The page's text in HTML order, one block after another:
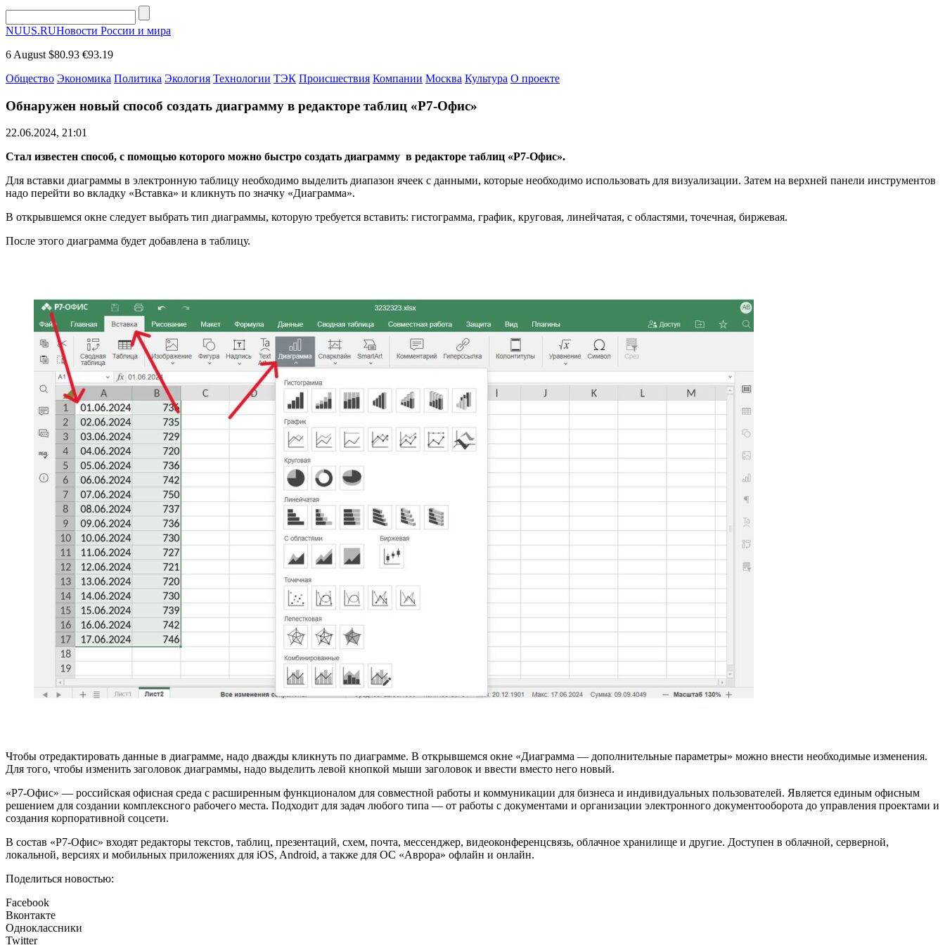
NUUS.RUНовости России и мира
6 August $80.93 €93.19
Общество Экономика Политика Экология Технологии ТЭК Происшествия Компании Москва Культура О проекте
Обнаружен новый способ создать диаграмму в редакторе таблиц «Р7-Офис»
22.06.2024, 21:01
Стал известен способ, с помощью которого можно быстро создать диаграмму в редакторе таблиц «Р7-Офис».
Для вставки диаграммы в электронную таблицу необходимо выделить диапазон ячеек с данными, которые необходимо использовать для визуализации. Затем на верхней панели инструментов
надо перейти во вкладку «Вставка» и кликнуть по значку «Диаграмма».
В открывшемся окне следует выбрать тип диаграммы, которую требуется вставить: гистограмма, график, круговая, линейчатая, с областями, точечная, биржевая.
После этого диаграмма будет добавлена в таблицу.
Чтобы отредактировать данные в диаграмме, надо дважды кликнуть по диаграмме. В открывшемся окне «Диаграмма — дополнительные параметры» можно внести необходимые изменения.
Для того, чтобы изменить заголовок диаграммы, надо выделить левой кнопкой мыши заголовок и ввести вместо него новый.
«Р7-Офис» — российская офисная среда с расширенным функционалом для совместной работы и коммуникации для бизнеса и индивидуальных пользователей. Является единым офисным
решением для создании комплексного рабочего места. Подходит для задач любого типа — от работы с документами и организации электронного документооборота до управления проектами и
создания корпоративной соцсети.
В состав «Р7-Офис» входят редакторы текстов, таблиц, презентаций, схем, почта, мессенджер, видеоконференцсвязь, облачное хранилище и другие. Доступен в облачной, серверной,
локальной, версиях и мобильных приложениях для iOS, Android, а также для ОС «Аврора» офлайн и онлайн.
Поделиться новостью:
Facebook
Вконтакте
Одноклассники
Twitter